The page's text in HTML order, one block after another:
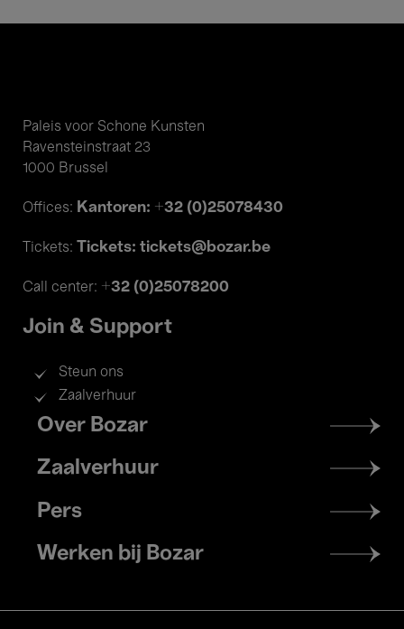
Paleis voor Schone Kunsten
Ravensteinstraat 23
1000 Brussel
Offices: Kantoren: +32 (0)25078430
Tickets: Tickets: tickets@bozar.be
Call center: +32 (0)25078200
Join & Support
Steun ons
Zaalverhuur
Footer
menu
Over Bozar
Zaalverhuur
Pers
Werken bij Bozar